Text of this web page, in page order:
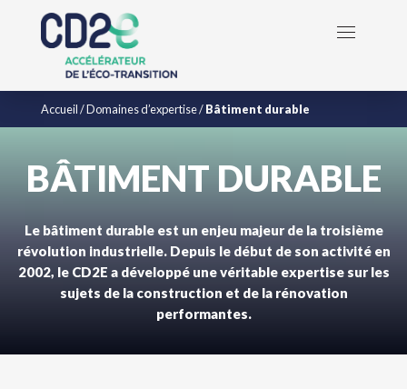
Accueil/Domaines d’expertise/Bâtiment durable
BÂTIMENT DURABLE
Le bâtiment durable est un enjeu majeur de la troisième
révolution industrielle. Depuis le début de son activité en
2002, le CD2E a développé une véritable expertise sur les
sujets de la construction et de la rénovation
performantes.